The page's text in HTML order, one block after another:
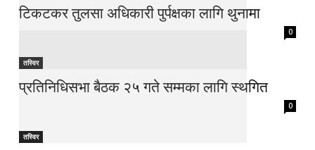
टिकटकर तुलसा अधिकारी पुर्पक्षका लागि थुनामा
0
तस्विर
प्रतिनिधिसभा बैठक २५ गते सम्मका लागि स्थगित
0
तस्विर